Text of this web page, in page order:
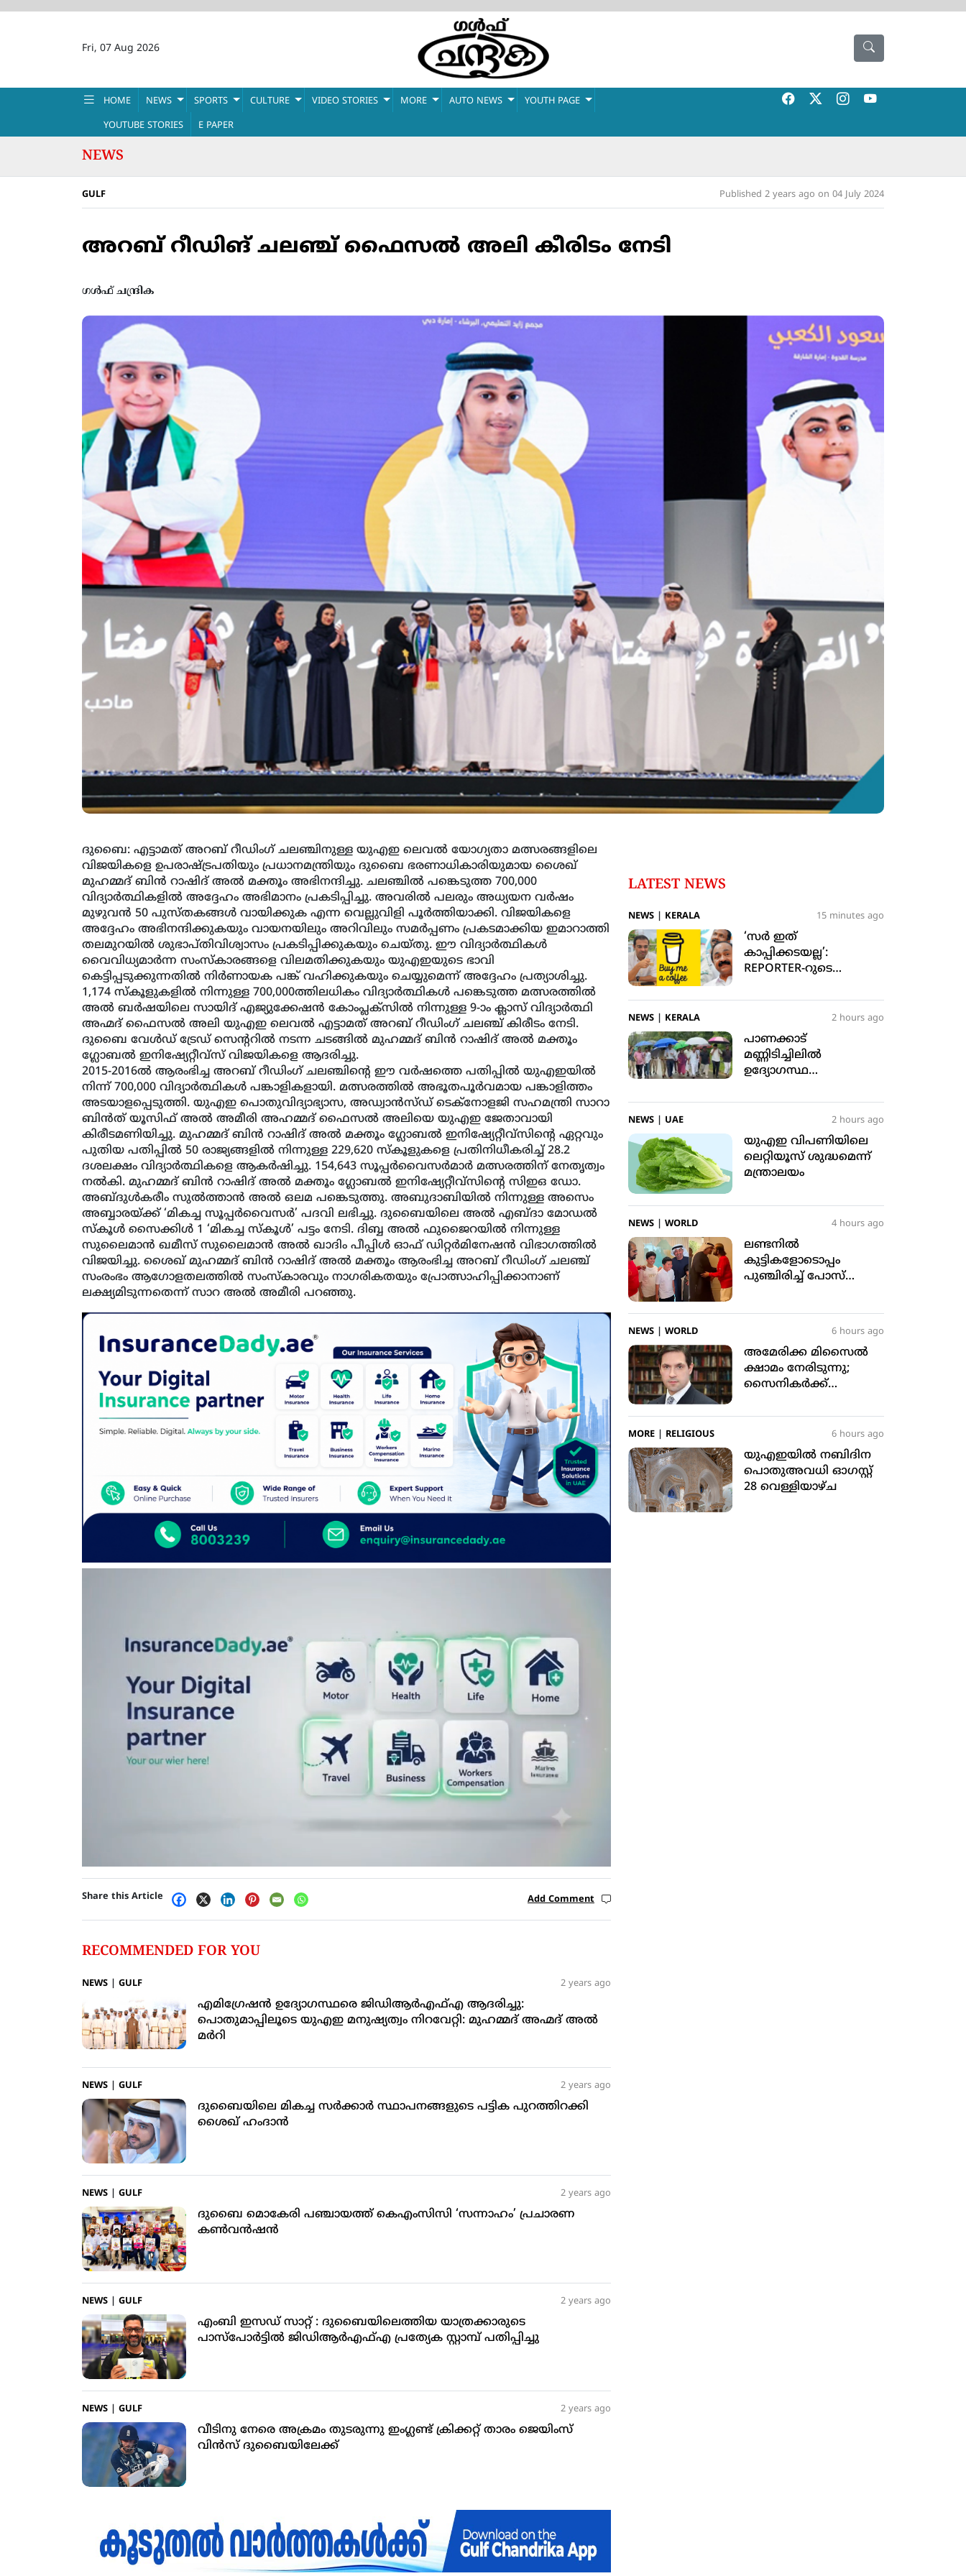
Fri, 07 Aug 2026
HOME NEWS SPORTS CULTURE VIDEO STORIES MORE AUTO NEWS YOUTH PAGE
YOUTUBE STORIES E PAPER
NEWS
GULF Published 2 years ago on 04 July 2024
അറബ് റീഡിങ് ചലഞ്ച് ഫൈസല്‍ അലി കീരിടം നേടി
ഗൾഫ് ചന്ദ്രിക
ദുബൈ: എട്ടാമത് അറബ് റീഡിംഗ് ചലഞ്ചിനുള്ള യുഎഇ ലെവല്‍ യോഗ്യതാ മത്സരങ്ങളിലെ
വിജയികളെ ഉപരാഷ്ട്രപതിയും പ്രധാനമന്ത്രിയും ദുബൈ ഭരണാധികാരിയുമായ ശൈഖ്
മുഹമ്മദ് ബിന്‍ റാഷിദ് അല്‍ മക്തൂം അഭിനന്ദിച്ചു. ചലഞ്ചില്‍ പങ്കെടുത്ത 700,000
വിദ്യാര്‍ത്ഥികളില്‍ അദ്ദേഹം അഭിമാനം പ്രകടിപ്പിച്ചു. അവരില്‍ പലരും അധ്യയന വര്‍ഷം
മുഴുവന്‍ 50 പുസ്തകങ്ങള്‍ വായിക്കുക എന്ന വെല്ലുവിളി പൂര്‍ത്തിയാക്കി. വിജയികളെ
അദ്ദേഹം അഭിനന്ദിക്കുകയും വായനയിലും അറിവിലും സമര്‍പ്പണം പ്രകടമാക്കിയ ഇമാറാത്തി
തലമുറയില്‍ ശുഭാപ്തിവിശ്വാസം പ്രകടിപ്പിക്കുകയും ചെയ്തു. ഈ വിദ്യാര്‍ത്ഥികള്‍
വൈവിധ്യമാര്‍ന്ന സംസ്‌കാരങ്ങളെ വിലമതിക്കുകയും യുഎഇയുടെ ഭാവി
കെട്ടിപ്പടുക്കുന്നതില്‍ നിര്‍ണായക പങ്ക് വഹിക്കുകയും ചെയ്യുമെന്ന് അദ്ദേഹം പ്രത്യാശിച്ചു.
1,174 സ്‌കൂളുകളില്‍ നിന്നുള്ള 700,000ത്തിലധികം വിദ്യാര്‍ത്ഥികള്‍ പങ്കെടുത്ത മത്സരത്തില്‍
അല്‍ ബര്‍ഷയിലെ സായിദ് എജ്യുക്കേഷന്‍ കോംപ്ലക്‌സില്‍ നിന്നുള്ള 9-ാം ക്ലാസ് വിദ്യാര്‍ത്ഥി
അഹ്മദ് ഫൈസല്‍ അലി യുഎഇ ലെവല്‍ എട്ടാമത് അറബ് റീഡിംഗ് ചലഞ്ച് കിരീടം നേടി.
ദുബൈ വേള്‍ഡ് ട്രേഡ് സെന്ററില്‍ നടന്ന ചടങ്ങില്‍ മുഹമ്മദ് ബിന്‍ റാഷിദ് അല്‍ മക്തൂം
ഗ്ലോബല്‍ ഇനിഷ്യേറ്റീവ്‌സ് വിജയികളെ ആദരിച്ചു.
2015-2016ല്‍ ആരംഭിച്ച അറബ് റീഡിംഗ് ചലഞ്ചിന്റെ ഈ വര്‍ഷത്തെ പതിപ്പില്‍ യുഎഇയില്‍
നിന്ന് 700,000 വിദ്യാര്‍ത്ഥികള്‍ പങ്കാളികളായി. മത്സരത്തില്‍ അഭൂതപൂര്‍വമായ പങ്കാളിത്തം
അടയാളപ്പെടുത്തി. യുഎഇ പൊതുവിദ്യാഭ്യാസ, അഡ്വാന്‍സ്ഡ് ടെക്‌നോളജി സഹമന്ത്രി സാറാ
ബിന്‍ത് യൂസിഫ് അല്‍ അമീരി അഹമ്മദ് ഫൈസല്‍ അലിയെ യുഎഇ ജേതാവായി
കിരീടമണിയിച്ചു. മുഹമ്മദ് ബിന്‍ റാഷിദ് അല്‍ മക്തൂം ഗ്ലോബല്‍ ഇനിഷ്യേറ്റീവ്‌സിന്റെ ഏറ്റവും
പുതിയ പതിപ്പില്‍ 50 രാജ്യങ്ങളില്‍ നിന്നുള്ള 229,620 സ്‌കൂളുകളെ പ്രതിനിധീകരിച്ച് 28.2
ദശലക്ഷം വിദ്യാര്‍ത്ഥികളെ ആകര്‍ഷിച്ചു. 154,643 സൂപ്പര്‍വൈസര്‍മാര്‍ മത്സരത്തിന് നേതൃത്വം
നല്‍കി. മുഹമ്മദ് ബിന്‍ റാഷിദ് അല്‍ മക്തൂം ഗ്ലോബല്‍ ഇനിഷ്യേറ്റീവ്‌സിന്റെ സിഇഒ ഡോ.
അബ്ദുള്‍കരീം സുല്‍ത്താന്‍ അല്‍ ഒലമ പങ്കെടുത്തു. അബുദാബിയില്‍ നിന്നുള്ള അസെം
അബ്ബാരയ്ക്ക് ‘മികച്ച സൂപ്പര്‍വൈസര്‍’ പദവി ലഭിച്ചു. ദുബൈയിലെ അല്‍ എബ്ദാ മോഡല്‍
സ്‌കൂള്‍ സൈക്കിള്‍ 1 ‘മികച്ച സ്‌കൂള്‍’ പട്ടം നേടി. ദിബ്ബ അല്‍ ഫുജൈറയില്‍ നിന്നുള്ള
സുലൈമാന്‍ ഖമീസ് സുലൈമാന്‍ അല്‍ ഖാദിം പീപ്പിള്‍ ഓഫ് ഡിറ്റര്‍മിനേഷന്‍ വിഭാഗത്തില്‍
വിജയിച്ചു. ശൈഖ് മുഹമ്മദ് ബിന്‍ റാഷിദ് അല്‍ മക്തൂം ആരംഭിച്ച അറബ് റീഡിംഗ് ചലഞ്ച്
സംരംഭം ആഗോളതലത്തില്‍ സംസ്‌കാരവും നാഗരികതയും പ്രോത്സാഹിപ്പിക്കാനാണ്
ലക്ഷ്യമിടുന്നതെന്ന് സാറ അല്‍ അമീരി പറഞ്ഞു.
Share this Article Add Comment
RECOMMENDED FOR YOU
NEWS GULF 2 years ago
എമിഗ്രേഷന്‍ ഉദ്യോഗസ്ഥരെ ജിഡിആര്‍എഫ്എ ആദരിച്ചു:
പൊതുമാപ്പിലൂടെ യുഎഇ മനുഷ്യത്വം നിറവേറ്റി: മുഹമ്മദ് അഹ്മദ് അല്‍
മര്‍റി
NEWS GULF 2 years ago
ദുബൈയിലെ മികച്ച സര്‍ക്കാര്‍ സ്ഥാപനങ്ങളുടെ പട്ടിക പുറത്തിറക്കി
ശൈഖ് ഹംദാന്‍
NEWS GULF 2 years ago
ദുബൈ മൊകേരി പഞ്ചായത്ത് കെഎംസിസി ‘സന്നാഹം’ പ്രചാരണ
കണ്‍വന്‍ഷന്‍
NEWS GULF 2 years ago
എംബി ഇസഡ് സാറ്റ് : ദുബൈയിലെത്തിയ യാത്രക്കാരുടെ
പാസ്‌പോര്‍ട്ടില്‍ ജിഡിആര്‍എഫ്എ പ്രത്യേക സ്റ്റാമ്പ് പതിപ്പിച്ചു
NEWS GULF 2 years ago
വീടിനു നേരെ അക്രമം തുടരുന്നു ഇംഗ്ലണ്ട് ക്രിക്കറ്റ് താരം ജെയിംസ്
വിന്‍സ് ദുബൈയിലേക്ക്
LATEST NEWS
NEWS KERALA 15 minutes ago
‘സര്‍ ഇത്
കാപ്പിക്കടയല്ല’:
REPORTER-റുടെ
സോഷ്യല്‍ മീഡിയയില്‍
ട്രോളുകളുടെ പ്രളയം
NEWS KERALA 2 hours ago
പാണക്കാട്
മണ്ണിടിച്ചിലില്‍
ഉദ്യോഗസ്ഥ
ഷോക്കോസ്
നല്‍കിയിട്ടുണ്ട്: മന്ത്രി
പികെ കുഞ്ഞാലിക്കുട്ടി
NEWS UAE 2 hours ago
യുഎഇ വിപണിയിലെ
ലെറ്റിയൂസ് ശുദ്ധമെന്ന്
മന്ത്രാലയം
NEWS WORLD 4 hours ago
ലണ്ടനില്‍
കുട്ടികളോടൊപ്പം
പുഞ്ചിരിച്ച് പോസ്
NEWS WORLD 6 hours ago
അമേരിക്ക മിസൈല്‍
ക്ഷാമം നേരിടുന്നു;
സൈനികര്‍ക്ക്
MORE RELIGIOUS 6 hours ago
യുഎഇയില്‍ നബിദിന
പൊതുഅവധി ഓഗസ്റ്റ്
28 വെള്ളിയാഴ്ച